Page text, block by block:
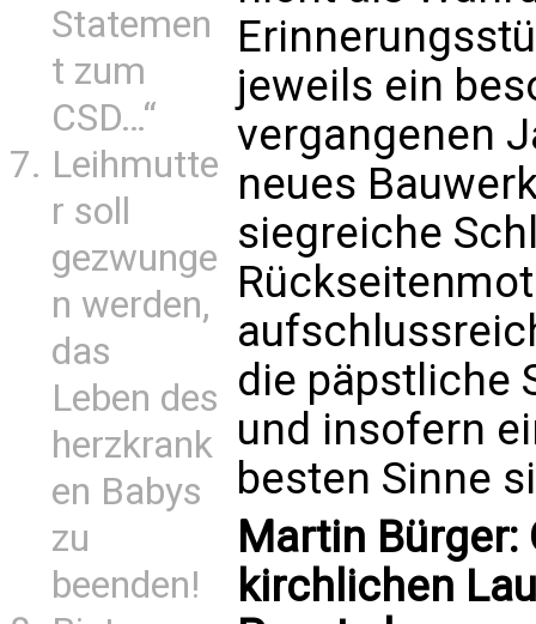
Statemen
t zum
CSD…“
Leihmutte
r soll
gezwunge
n werden,
das
Leben des
herzkrank
en Babys
zu
beenden!
jeweils ein
vergangenen
neues
siegreiche
die päpstliche
und insofern
besten Sinne
Martin Bürger:
kirchlichen